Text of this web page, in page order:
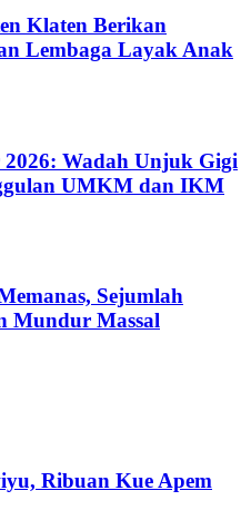
Klaten Berikan
Lembaga Layak Anak
Wadah Unjuk Gigi
UMKM dan IKM
Sejumlah
Mundur Massal
Ribuan Kue Apem